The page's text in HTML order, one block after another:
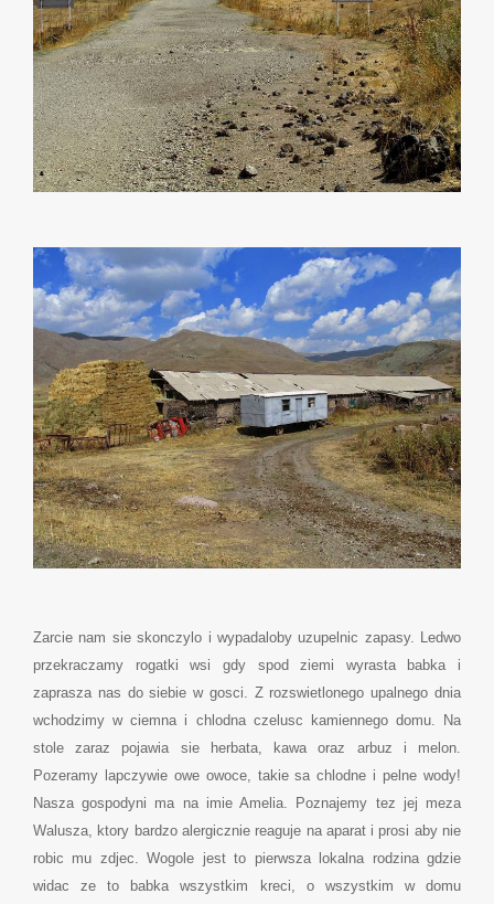
Zarcie nam sie skonczylo i wypadaloby uzupelnic zapasy. Ledwo
przekraczamy rogatki wsi gdy spod ziemi wyrasta babka i
zaprasza nas do siebie w gosci. Z rozswietlonego upalnego dnia
wchodzimy w ciemna i chlodna czelusc kamiennego domu. Na
stole zaraz pojawia sie herbata, kawa oraz arbuz i melon.
Pozeramy lapczywie owe owoce, takie sa chlodne i pelne wody!
Nasza gospodyni ma na imie Amelia. Poznajemy tez jej meza
Walusza, ktory bardzo alergicznie reaguje na aparat i prosi aby nie
robic mu zdjec. Wogole jest to pierwsza lokalna rodzina gdzie
widac ze to babka wszystkim kreci, o wszystkim w domu